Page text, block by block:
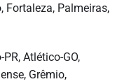
Fortaleza, Palmeiras,
Atlético-GO,
Grêmio,